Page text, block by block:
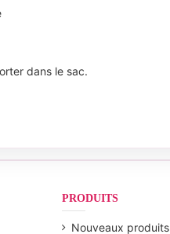
dans le sac.
PRODUITS
Nouveaux produits